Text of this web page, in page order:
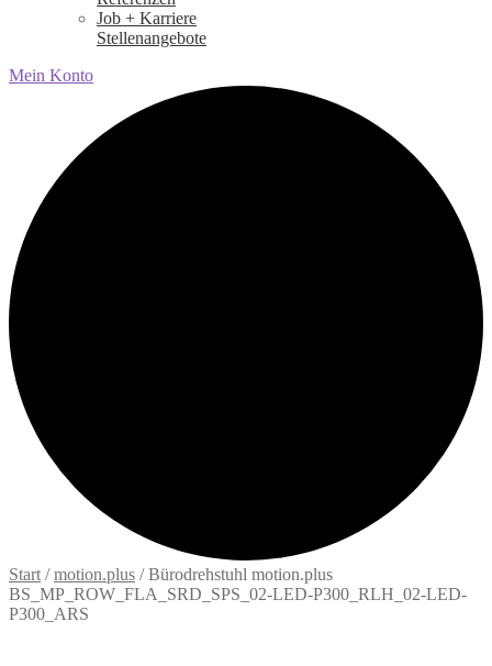
Job + Karriere
Stellenangebote
Mein Konto
Start /motion.plus /Bürodrehstuhl motion.plus
BS_MP_ROW_FLA_SRD_SPS_02-LED-P300_RLH_02-LED-
P300_ARS